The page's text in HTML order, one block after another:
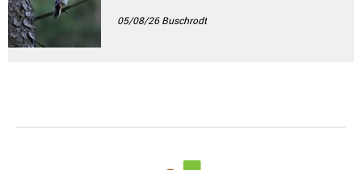
05/08/26Buschrodt